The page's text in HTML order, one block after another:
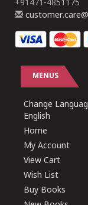
+91471-4851175
MENUS
Change
English
Home
My Account
View Cart
Wish List
Buy Books